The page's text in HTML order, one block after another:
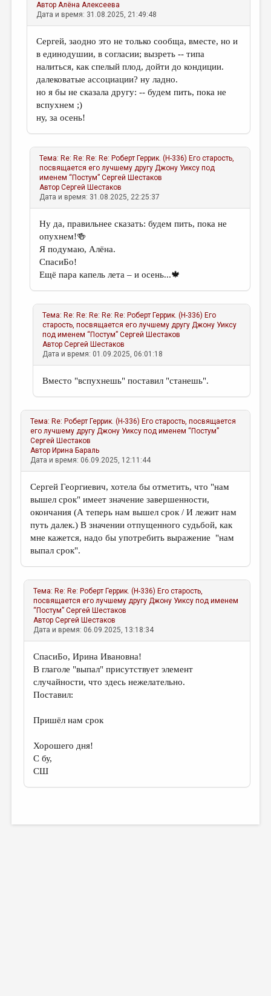
АвторАлёна Алексеева
Дата и время: 31.08.2025, 21:49:48
Сергей, заодно это не только сообща, вместе, но и
в единодушии, в согласии; вызреть -- типа
налиться, как спелый плод, дойти до кондиции.
далековатые ассоциации? ну ладно.
но я бы не сказала другу: -- будем пить, пока не
вспухнем ;)
ну, за осень!
Тема: Re: Re: Re: Re: Роберт Геррик. (Н-336) Его старость,
посвящается его лучшему другу Джону Уиксу под
именем “Постум” Сергей Шестаков
АвторСергей Шестаков
Дата и время: 31.08.2025, 22:25:37
Ну да, правильнее сказать: будем пить, пока не
опухнем!🍻
Я подумаю, Алёна.
СпасиБо!
Ещё пара капель лета – и осень...🍁
Тема: Re: Re: Re: Re: Re: Роберт Геррик. (Н-336) Его
старость, посвящается его лучшему другу Джону Уиксу
под именем “Постум” Сергей Шестаков
АвторСергей Шестаков
Дата и время: 01.09.2025, 06:01:18
Вместо "вспухнешь" поставил "станешь".
Тема: Re: Роберт Геррик. (Н-336) Его старость, посвящается
его лучшему другу Джону Уиксу под именем “Постум”
Сергей Шестаков
Автор Ирина Бараль
Дата и время: 06.09.2025, 12:11:44
Сергей Георгиевич, хотела бы отметить, что "нам
вышел срок" имеет значение завершенности,
окончания (А теперь нам вышел срок / И лежит нам
путь далек.) В значении отпущенного судьбой, как
мне кажется, надо бы употребить выражение "нам
выпал срок".
Тема: Re: Re: Роберт Геррик. (Н-336) Его старость,
посвящается его лучшему другу Джону Уиксу под именем
“Постум” Сергей Шестаков
АвторСергей Шестаков
Дата и время: 06.09.2025, 13:18:34
СпасиБо, Ирина Ивановна!
В глаголе "выпал" присутствует элемент
случайности, что здесь нежелательно.
Поставил:
Пришёл нам срок
Хорошего дня!
С бу,
СШ